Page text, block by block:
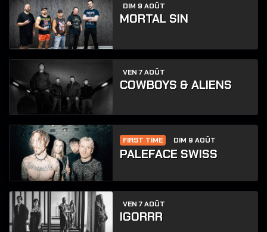
DIM 9 AOÛT
MORTAL SIN
VEN 7 AOÛT
COWBOYS & ALIENS
FIRST TIME DIM 9 AOÛT
PALEFACE SWISS
VEN 7 AOÛT
IGORRR